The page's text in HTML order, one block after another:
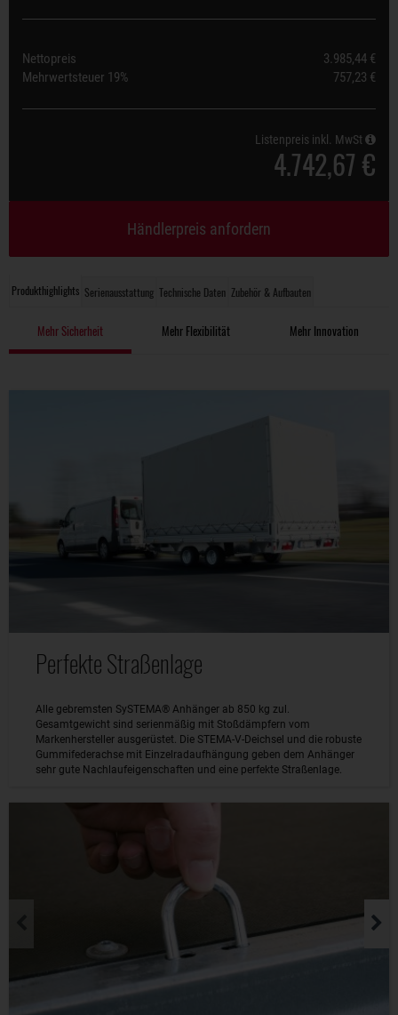
Produkthighlights Serienausstattung Technische Daten Zubehör & Aufbauten
Mehr Sicherheit Mehr Flexibilität Mehr Innovation
Perfekte Straßenlage
Alle gebremsten SySTEMA® Anhänger ab 850 kg zul.
Gesamtgewicht sind serienmäßig mit Stoßdämpfern vom
Markenhersteller ausgerüstet. Die STEMA-V-Deichsel und die robuste
Gummifederachse mit Einzelradaufhängung geben dem Anhänger
sehr gute Nachlaufeigenschaften und eine perfekte Straßenlage.
Nettopreis
3.985,44 €
Mehrwertsteuer 19% 757,23 €
Listenpreis inkl. MwSt
4.742,67 €
Händlerpreis anfordern